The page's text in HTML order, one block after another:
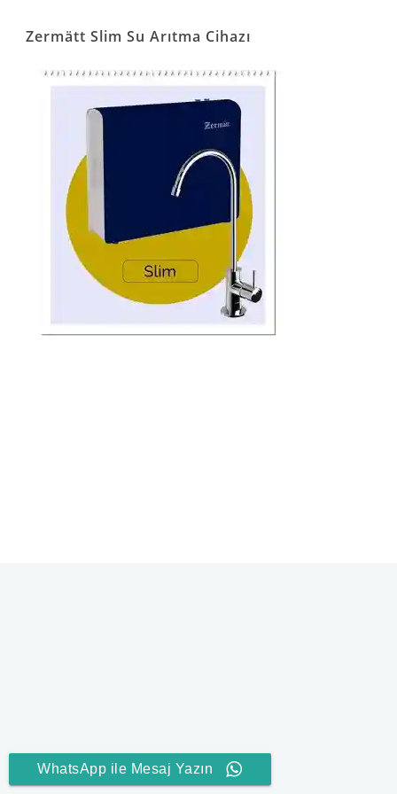
Zermätt Slim Su Arıtma Cihazı
WhatsApp ile Mesaj Yazın